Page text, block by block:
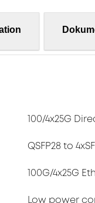
100/4x25G
QSFP28 to
100G/4x25G
Low power